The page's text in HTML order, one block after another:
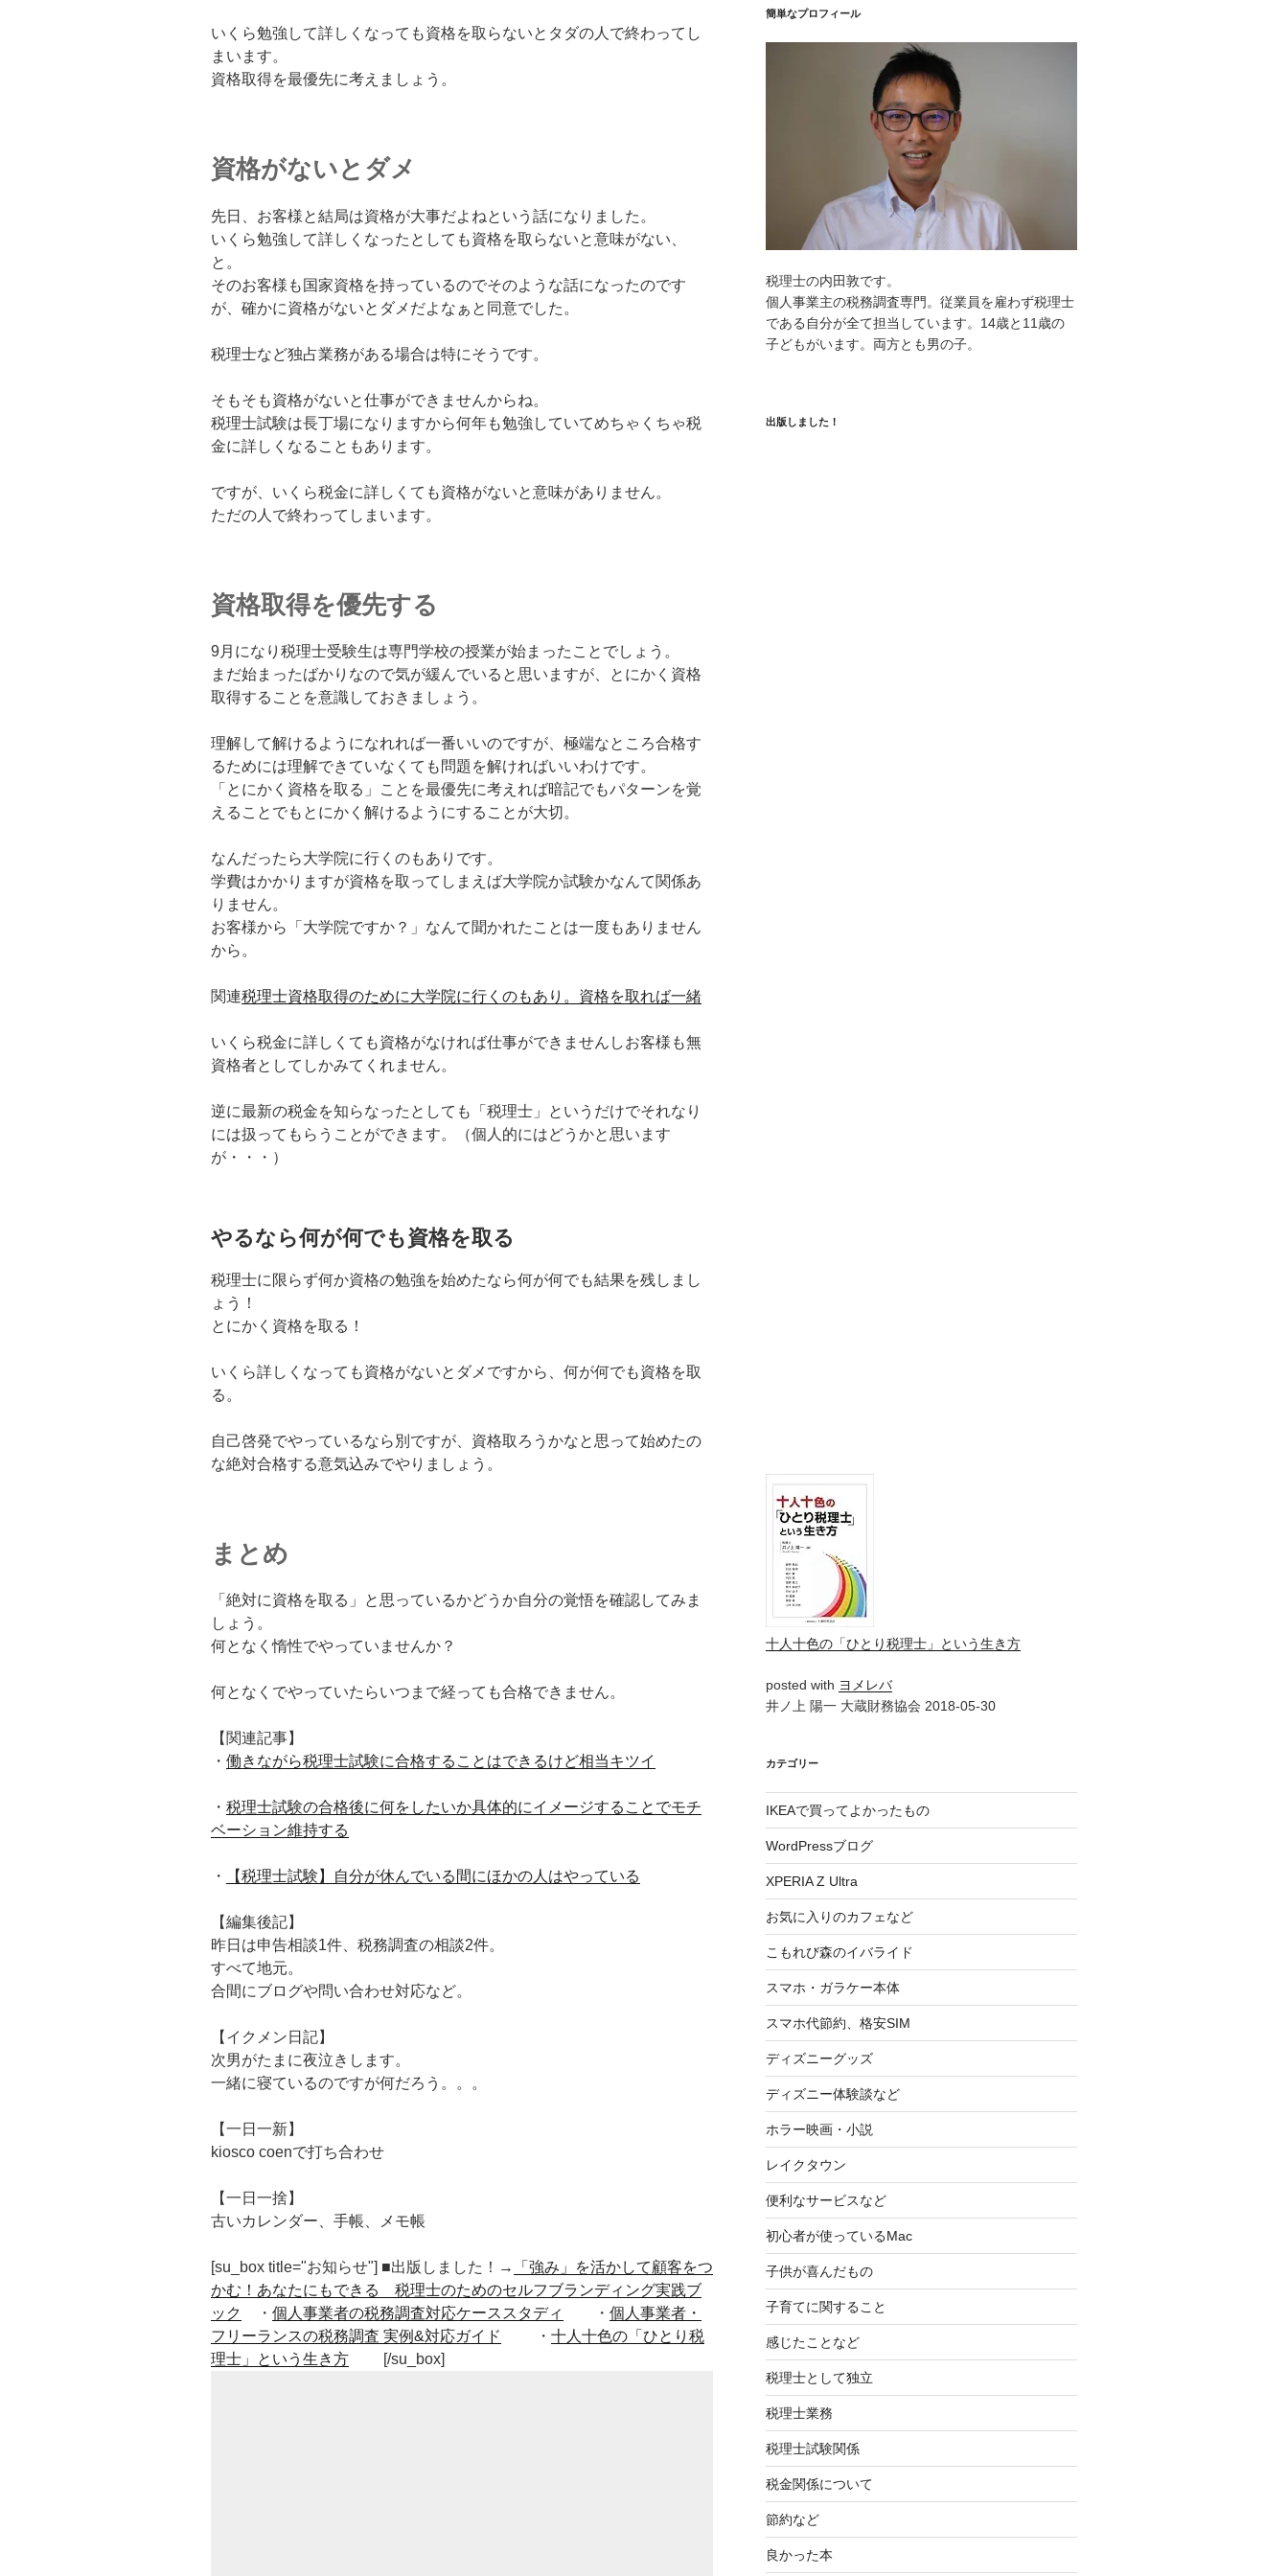
いくら勉強して詳しくなっても資格を取らないとタダの人で終わってし
まいます。
資格取得を最優先に考えましょう。
資格がないとダメ
先日、お客様と結局は資格が大事だよねという話になりました。
いくら勉強して詳しくなったとしても資格を取らないと意味がない、
と。
そのお客様も国家資格を持っているのでそのような話になったのです
が、確かに資格がないとダメだよなぁと同意でした。
税理士など独占業務がある場合は特にそうです。
そもそも資格がないと仕事ができませんからね。
税理士試験は長丁場になりますから何年も勉強していてめちゃくちゃ税
金に詳しくなることもあります。
ですが、いくら税金に詳しくても資格がないと意味がありません。
ただの人で終わってしまいます。
資格取得を優先する
9月になり税理士受験生は専門学校の授業が始まったことでしょう。
まだ始まったばかりなので気が緩んでいると思いますが、とにかく資格
取得することを意識しておきましょう。
理解して解けるようになれれば一番いいのですが、極端なところ合格す
るためには理解できていなくても問題を解ければいいわけです。
「とにかく資格を取る」ことを最優先に考えれば暗記でもパターンを覚
えることでもとにかく解けるようにすることが大切。
なんだったら大学院に行くのもありです。
学費はかかりますが資格を取ってしまえば大学院か試験かなんて関係あ
りません。
お客様から「大学院ですか？」なんて聞かれたことは一度もありません
から。
関連税理士資格取得のために大学院に行くのもあり。資格を取れば一緒
いくら税金に詳しくても資格がなければ仕事ができませんしお客様も無
資格者としてしかみてくれません。
逆に最新の税金を知らなったとしても「税理士」というだけでそれなり
には扱ってもらうことができます。（個人的にはどうかと思います
が・・・）
やるなら何が何でも資格を取る
税理士に限らず何か資格の勉強を始めたなら何が何でも結果を残しまし
ょう！
とにかく資格を取る！
いくら詳しくなっても資格がないとダメですから、何が何でも資格を取
る。
自己啓発でやっているなら別ですが、資格取ろうかなと思って始めたの
な絶対合格する意気込みでやりましょう。
まとめ
「絶対に資格を取る」と思っているかどうか自分の覚悟を確認してみま
しょう。
何となく惰性でやっていませんか？
何となくでやっていたらいつまで経っても合格できません。
【関連記事】
・ 働きながら税理士試験に合格することはできるけど相当キツイ
・ 税理士試験の合格後に何をしたいか具体的にイメージすることでモチ
ベーション維持する
・ 【税理士試験】自分が休んでいる間にほかの人はやっている
【編集後記】
昨日は申告相談1件、税務調査の相談2件。
すべて地元。
合間にブログや問い合わせ対応など。
【イクメン日記】
次男がたまに夜泣きします。
一緒に寝ているのですが何だろう。。。
【一日一新】
kiosco coenで打ち合わせ
【一日一捨】
古いカレンダー、手帳、メモ帳
[su_box title="お知らせ"] ■出版しました！→
「強み」を活かして顧客をつ
かむ！あなたにもできる 税理士のためのセルフブランディング実践ブ
ック
・ 個人事業者の税務調査対応ケーススタディ ・ 個人事業者・
フリーランスの税務調査 実例&対応ガイド
・ 十人十色の「ひとり税
理士」という生き方 [/su_box]
簡単なプロフィール
税理士の内田敦です。
個人事業主の税務調査専門。従業員を雇わず税理士
である自分が全て担当しています。14歳と11歳の
子どもがいます。両方とも男の子。
出版しました！
十人十色の「ひとり税理士」という生き方
posted with ヨメレバ
井ノ上 陽一 大蔵財務協会 2018-05-30
カテゴリー
IKEAで買ってよかったもの
WordPressブログ
XPERIA Z Ultra
お気に入りのカフェなど
こもれび森のイバライド
スマホ・ガラケー本体
スマホ代節約、格安SIM
ディズニーグッズ
ディズニー体験談など
ホラー映画・小説
レイクタウン
便利なサービスなど
初心者が使っているMac
子供が喜んだもの
子育てに関すること
感じたことなど
税理士として独立
税理士業務
税理士試験関係
税金関係について
節約など
良かった本